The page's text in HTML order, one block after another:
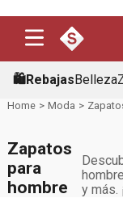
🛍️RebajasBelleza
Moda
Zapatos
para
hombre
y más.